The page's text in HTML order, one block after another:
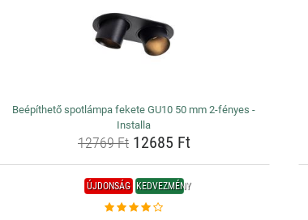
Beépíthető spotlámpa fekete GU10 50 mm 2-fényes -
Installa
12769 Ft12685 Ft
ÚJDONSÁG KEDVEZMÉNY